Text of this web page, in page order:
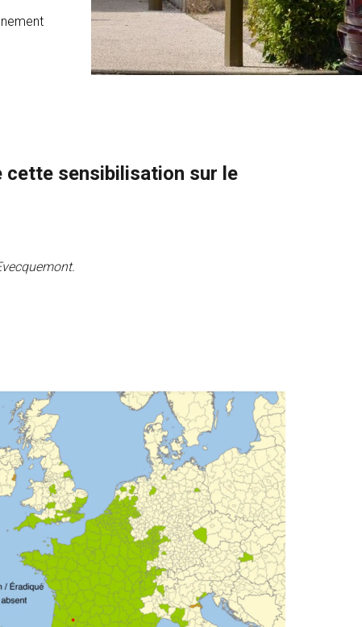
cette sensibilisation sur le